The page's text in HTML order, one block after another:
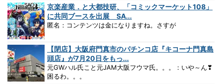
京楽産業．と大都技研、「コミックマーケット108」
に共同ブースを出展 SA...
匿名：コンテンツは金になりますね。さすが
【閉店】大阪府門真市のパチンコ店『キコーナ門真島
頭店』が7月20日をもっ...
元GWハル氏こと元JAM大阪フウマ氏。。。：いや～ん❣
困るわ。。。